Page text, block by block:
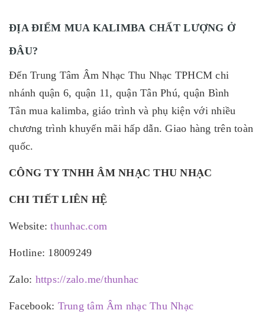
ĐỊA ĐIỂM MUA KALIMBA CHẤT LƯỢNG Ở
ĐÂU?
Đến Trung Tâm Âm Nhạc Thu Nhạc TPHCM chi
nhánh quận 6, quận 11, quận Tân Phú, quận Bình
Tân mua kalimba, giáo trình và phụ kiện với nhiều
chương trình khuyến mãi hấp dẫn. Giao hàng trên toàn
quốc.
CÔNG TY TNHH ÂM NHẠC THU NHẠC
CHI TIẾT LIÊN HỆ
Website:thunhac.com
Hotline: 18009249
Zalo: https://zalo.me/thunhac
Facebook: Trung tâm Âm nhạc Thu Nhạc